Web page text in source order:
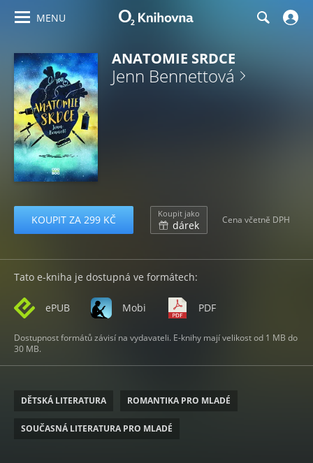
MENU
ANATOMIE SRDCE
Jenn Bennettová
KOUPIT ZA 299 KČ Koupit jako
dárek Cena včetně DPH
Tato e-kniha je dostupná ve formátech:
ePUB Mobi PDF
Dostupnost formátů závisí na vydavateli. E-knihy mají velikost od 1 MB do
30 MB.
DĚTSKÁ LITERATURA ROMANTIKA PRO MLADÉ
SOUČASNÁ LITERATURA PRO MLADÉ